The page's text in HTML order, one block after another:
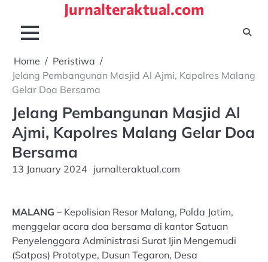
content
Jurnalteraktual.com
Home
Peristiwa
Jelang Pembangunan Masjid Al Ajmi, Kapolres Malang
Gelar Doa Bersama
Jelang Pembangunan Masjid Al
Ajmi, Kapolres Malang Gelar Doa
Bersama
13 January 2024 jurnalteraktual.com
MALANG – Kepolisian Resor Malang, Polda Jatim,
menggelar acara doa bersama di kantor Satuan
Penyelenggara Administrasi Surat Ijin Mengemudi
(Satpas) Prototype, Dusun Tegaron, Desa